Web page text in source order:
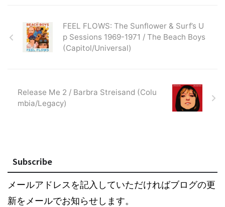
FEEL FLOWS: The Sunflower & Surf’s U
p Sessions 1969-1971 / The Beach Boys
(Capitol/Universal)
Release Me 2 / Barbra Streisand (Colu
mbia/Legacy)
Subscribe
メールアドレスを記入していただければブログの更
新をメールでお知らせします。